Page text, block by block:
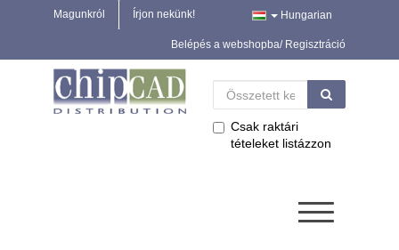
Magunkról Írjon nekünk! Hungarian
Belépés a webshopba/ Regisztráció
Csak raktári
tételeket listázzon